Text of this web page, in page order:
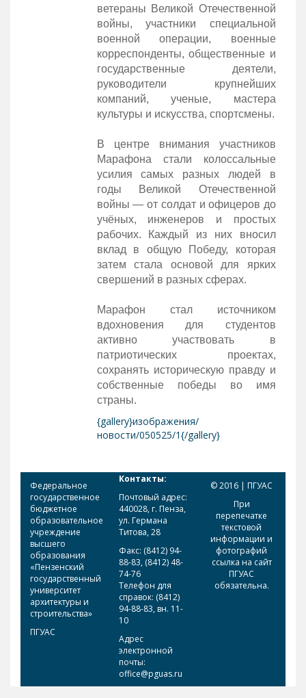
ветераны Великой Отечественной
войны, участники специальной
военной операции, военные
корреспонденты, общественные и
государственные деятели,
руководители крупнейших
компаний, ученые, мастера
культуры и искусства, спортсмены.
В центре внимания участников
Марафона стали колоссальные
усилия самых разных людей в
годы Великой Отечественной
войны — от солдат и офицеров до
учёных, инженеров и простых
рабочих. Каждый из них вносил
вклад в общую Победу, которая
затем стала основой для ярких
свершений в разных сферах.
Марафон стал источником
вдохновения для студентов
активно участвовать в
патриотических проектах,
сохранять историческую правду и
собственные победы во имя
страны.
{gallery}изображения/
новости/050525/1{/gallery}
Федеральное
государственное
бюджетное
образовательное
учреждение
высшего
образования
«Пензенский
государственный
университет
архитектуры и
строительства»
ПГУАС
Контакты:
Почтовый адрес:
440028, г. Пенза,
ул. Германа
Титова, 28
Факс: (8412) 94-
88-83, (8412) 48-
74-76
Телефон для
справок: (8412)
94-88-83, вн. 11-
10
Адрес
электронной
почты:
office@pguas.ru
© 2016 | ПГУАС
При
перепечатке
текстовой
информации и
фотографий
ссылка на сайт
ПГУАС
обязательна.